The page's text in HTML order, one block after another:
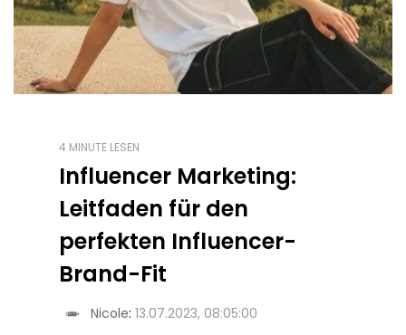
4 MINUTE LESEN
Influencer Marketing:
Leitfaden für den
perfekten Influencer-
Brand-Fit
Nicole: 13.07.2023, 08:05:00